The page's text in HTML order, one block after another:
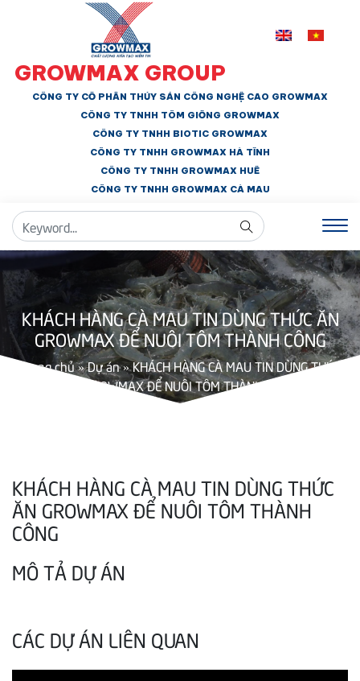
GROWMAX GROUP
CÔNG TY CỔ PHẦN THỦY SẢN CÔNG NGHỆ CAO GROWMAX
CÔNG TY TNHH TÔM GIỐNG GROWMAX
CÔNG TY TNHH BIOTIC GROWMAX
CÔNG TY TNHH GROWMAX HÀ TĨNH
CÔNG TY TNHH GROWMAX HUẾ
CÔNG TY TNHH GROWMAX CÀ MAU
KHÁCH HÀNG CÀ MAU TIN DÙNG THỨC ĂN
GROWMAX ĐỂ NUÔI TÔM THÀNH CÔNG
Trang chủ»Dự án»KHÁCH HÀNG CÀ MAU TIN DÙNG THỨC
ĂN GROWMAX ĐỂ NUÔI TÔM THÀNH CÔNG
KHÁCH HÀNG CÀ MAU TIN DÙNG THỨC
ĂN GROWMAX ĐỂ NUÔI TÔM THÀNH
CÔNG
MÔ TẢ DỰ ÁN
CÁC DỰ ÁN LIÊN QUAN